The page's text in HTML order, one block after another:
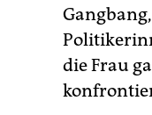
die Frau